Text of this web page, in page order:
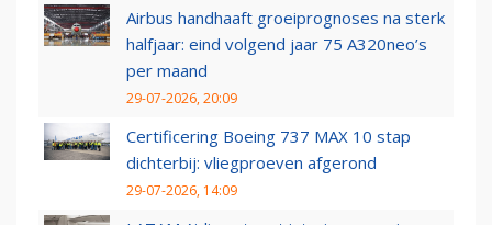
Airbus handhaaft groeiprognoses na sterk
halfjaar: eind volgend jaar 75 A320neo’s
per maand
29-07-2026, 20:09
Certificering Boeing 737 MAX 10 stap
dichterbij: vliegproeven afgerond
29-07-2026, 14:09